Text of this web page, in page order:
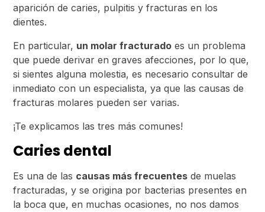
aparición de caries, pulpitis y fracturas en los
dientes.
En particular, un molar fracturado es un problema
que puede derivar en graves afecciones, por lo que,
si sientes alguna molestia, es necesario consultar de
inmediato con un especialista, ya que las causas de
fracturas molares pueden ser varias.
¡Te explicamos las tres más comunes!
Caries dental
Es una de las causas más frecuentes de muelas
fracturadas, y se origina por bacterias presentes en
la boca que, en muchas ocasiones, no nos damos